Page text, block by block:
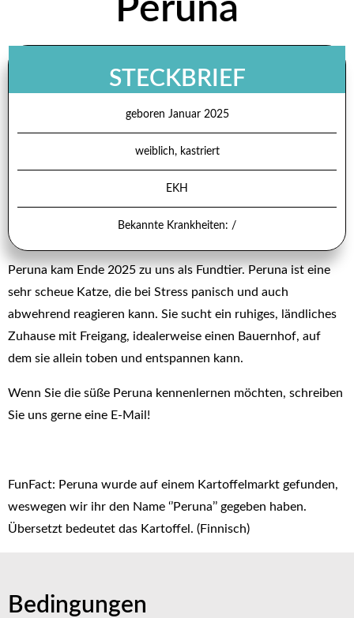
Peruna
Peruna kam Ende 2025 zu uns als Fundtier. Peruna ist eine
sehr scheue Katze, die bei Stress panisch und auch
abwehrend reagieren kann. Sie sucht ein ruhiges, ländliches
Zuhause mit Freigang, idealerweise einen Bauernhof, auf
dem sie allein toben und entspannen kann.
Wenn Sie die süße Peruna kennenlernen möchten, schreiben
Sie uns gerne eine E-Mail!
FunFact: Peruna wurde auf einem Kartoffelmarkt gefunden,
weswegen wir ihr den Name ‘’Peruna’’ gegeben haben.
Übersetzt bedeutet das Kartoffel. (Finnisch)
STECKBRIEF
geboren Januar 2025
weiblich, kastriert
EKH
Bekannte Krankheiten: /
Bedingungen